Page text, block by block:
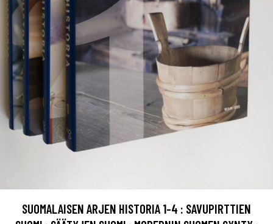
SUOMALAISEN ARJEN HISTORIA 1-4 : SAVUPIRTTIEN